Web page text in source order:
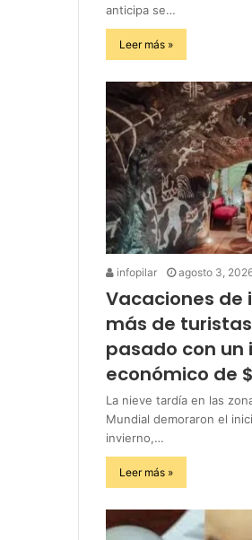
anticipa se…
Leer más »
infopilar agosto 3,
Vacaciones de
más de
pasado con
económico de
La nieve tardía en las
Mundial demoraron el
invierno,…
Leer más »